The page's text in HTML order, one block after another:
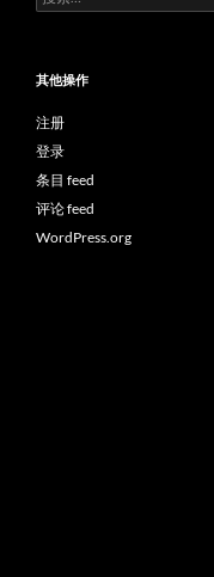
索：
其他操作
注册
登录
条目 feed
评论 feed
WordPress.org